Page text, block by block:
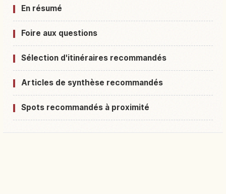
En résumé
Foire aux questions
Sélection d'itinéraires recommandés
Articles de synthèse recommandés
Spots recommandés à proximité